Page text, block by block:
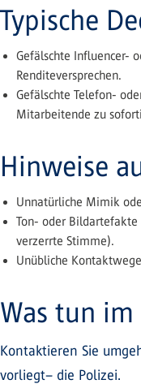
Typische
Gefälschte Influencer-
Renditeversprechen.
Gefälschte Telefon-
Mitarbeitende zu
Hinweise
Unnatürliche Mimik
Ton- oder Bildartefakte
verzerrte Stimme).
Unübliche
Was tun
Kontaktieren Sie
vorliegt– die Polizei.